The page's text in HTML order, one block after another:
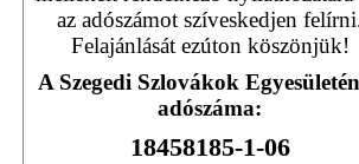
az adószámot szíveskedjen
Felajánlását ezúton köszönjük!
A Szegedi Szlovákok
adószáma:
18458185-1-06